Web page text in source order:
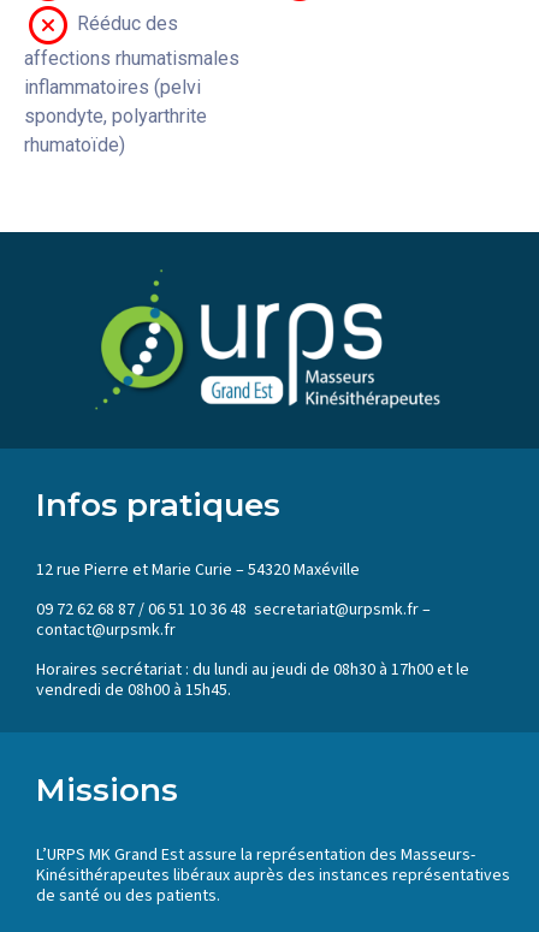
Rééduc des
affections rhumatismales
inflammatoires (pelvi
spondyte, polyarthrite
rhumatoïde)
Infos pratiques
12 rue Pierre et Marie Curie – 54320 Maxéville
09 72 62 68 87 / 06 51 10 36 48 secretariat@urpsmk.fr –
contact@urpsmk.fr
Horaires secrétariat : du lundi au jeudi de 08h30 à 17h00 et le
vendredi de 08h00 à 15h45.
Missions
L’URPS MK Grand Est assure la représentation des Masseurs-
Kinésithérapeutes libéraux auprès des instances représentatives
de santé ou des patients.